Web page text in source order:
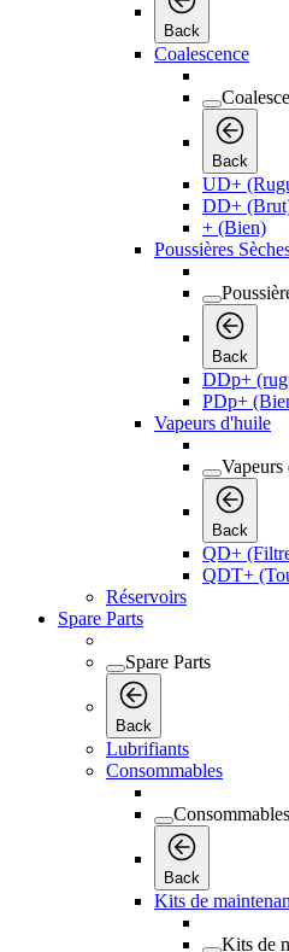
Back
Coalescence
Back
UD+
DD+
+ (Bien)
Poussières
Back
DDp+
PDp+
Vapeurs d'huile
Back
QD+
QDT+
Réservoirs
Spare Parts
Spare Parts
Back
Lubrifiants
Consommables
Consommables
Back
Kits de
Kits de